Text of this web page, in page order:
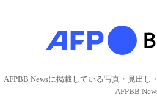
AFPBB Newsに掲載している写真・見出
AFPBB